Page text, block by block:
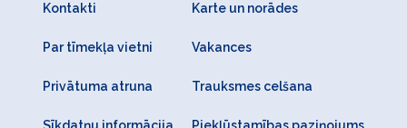
Kontakti Karte un norādes
Par tīmekļa vietni Vakances
Privātuma atruna Trauksmes celšana